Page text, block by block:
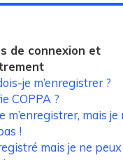
de connexion et
je m’enregistrer ?
COPPA ?
m’enregistrer, mais je
!
mais je ne